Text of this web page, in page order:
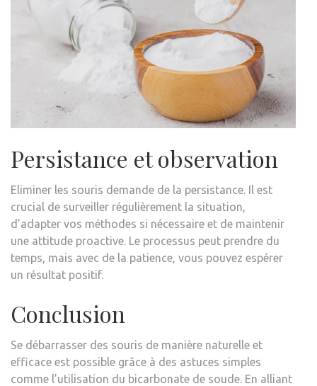
Persistance et observation
Eliminer les souris demande de la persistance. Il est
crucial de surveiller régulièrement la situation,
d’adapter vos méthodes si nécessaire et de maintenir
une attitude proactive. Le processus peut prendre du
temps, mais avec de la patience, vous pouvez espérer
un résultat positif.
Conclusion
Se débarrasser des souris de manière naturelle et
efficace est possible grâce à des astuces simples
comme l’utilisation du bicarbonate de soude. En alliant